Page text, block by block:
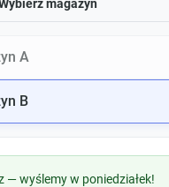
magazyn
A
B
— wyślemy w poniedziałek!